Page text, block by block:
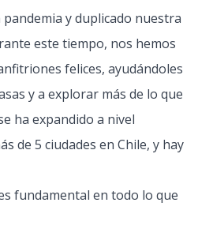
y duplicado nuestra
este tiempo, nos hemos
felices, ayudándoles
y a explorar más de lo que
ha expandido a nivel
de 5 ciudades en Chile, y hay
fundamental en todo lo que